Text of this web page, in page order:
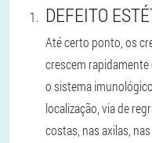
DEFEITO
Até certo ponto, os
crescem
o sistema
localização, via de
costas, nas axilas,